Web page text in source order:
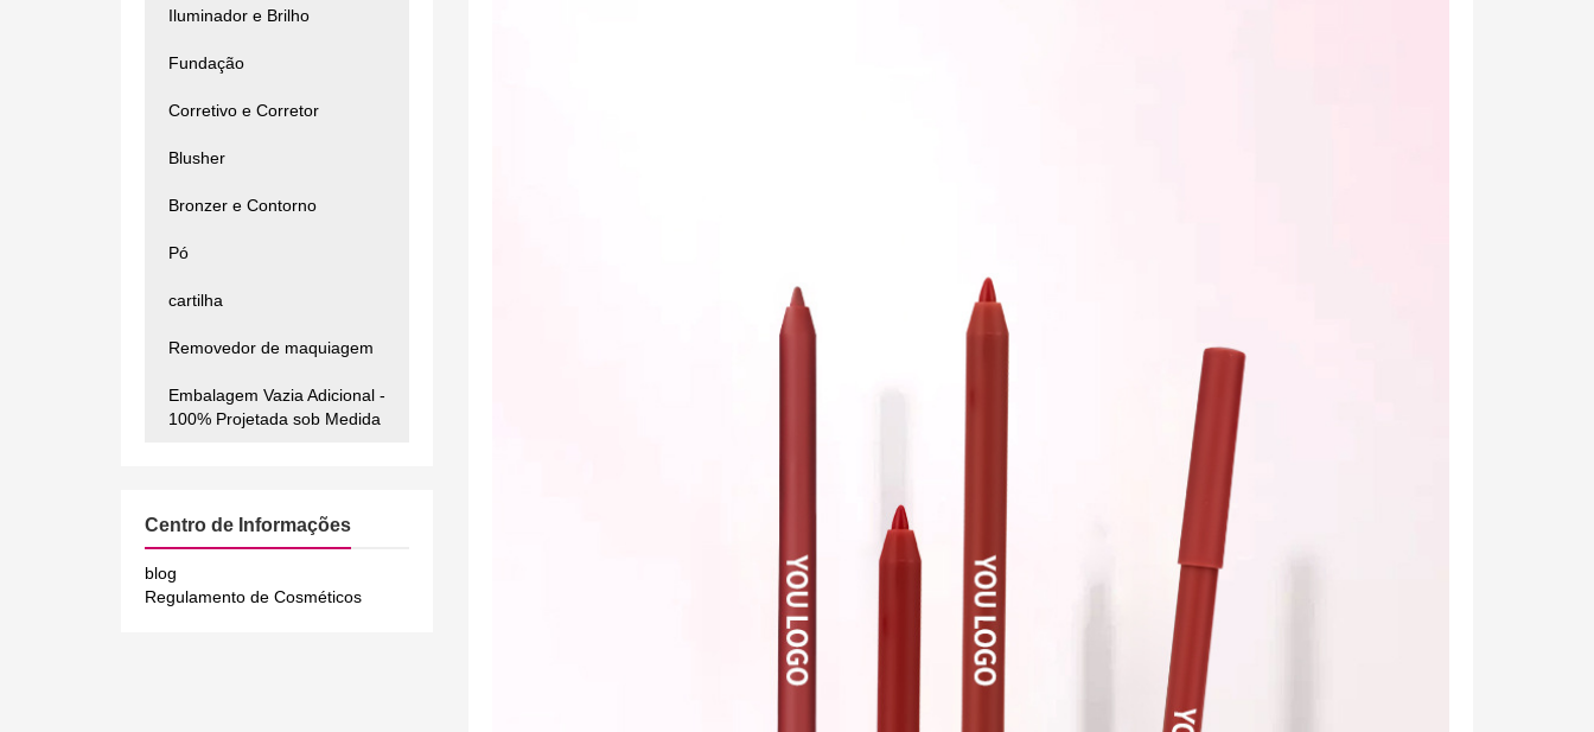
Iluminador e Brilho
Fundação
Corretivo e Corretor
Blusher
Bronzer e Contorno
Pó
cartilha
Removedor de maquiagem
Embalagem Vazia Adicional -
100% Projetada sob Medida
Centro de Informações
blog
Regulamento de Cosméticos